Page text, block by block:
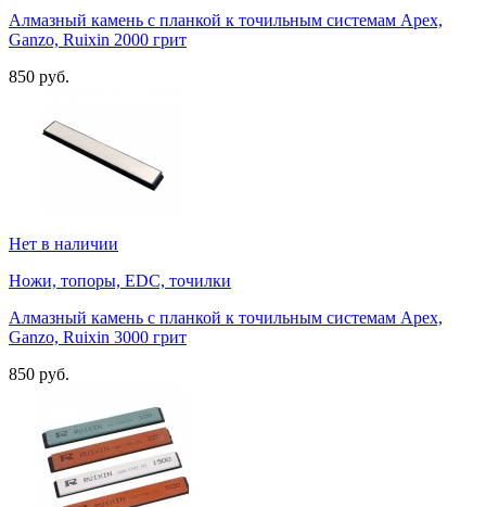
Алмазный камень с планкой к точильным системам Apex,
Ganzo, Ruixin 2000 грит
850 руб.
Нет в наличии
Ножи, топоры, EDC, точилки
Алмазный камень с планкой к точильным системам Apex,
Ganzo, Ruixin 3000 грит
850 руб.